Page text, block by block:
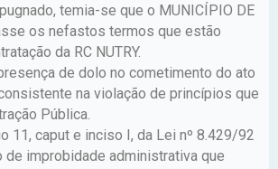
temia-se que o MUNICÍPIO DE
os nefastos termos que estão
da RC NUTRY.
de dolo no cometimento do ato
na violação de princípios que
Pública.
11, caput e inciso I, da Lei nº 8.429/92
de improbidade administrativa que